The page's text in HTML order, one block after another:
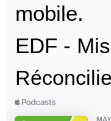
mobile.
EDF -